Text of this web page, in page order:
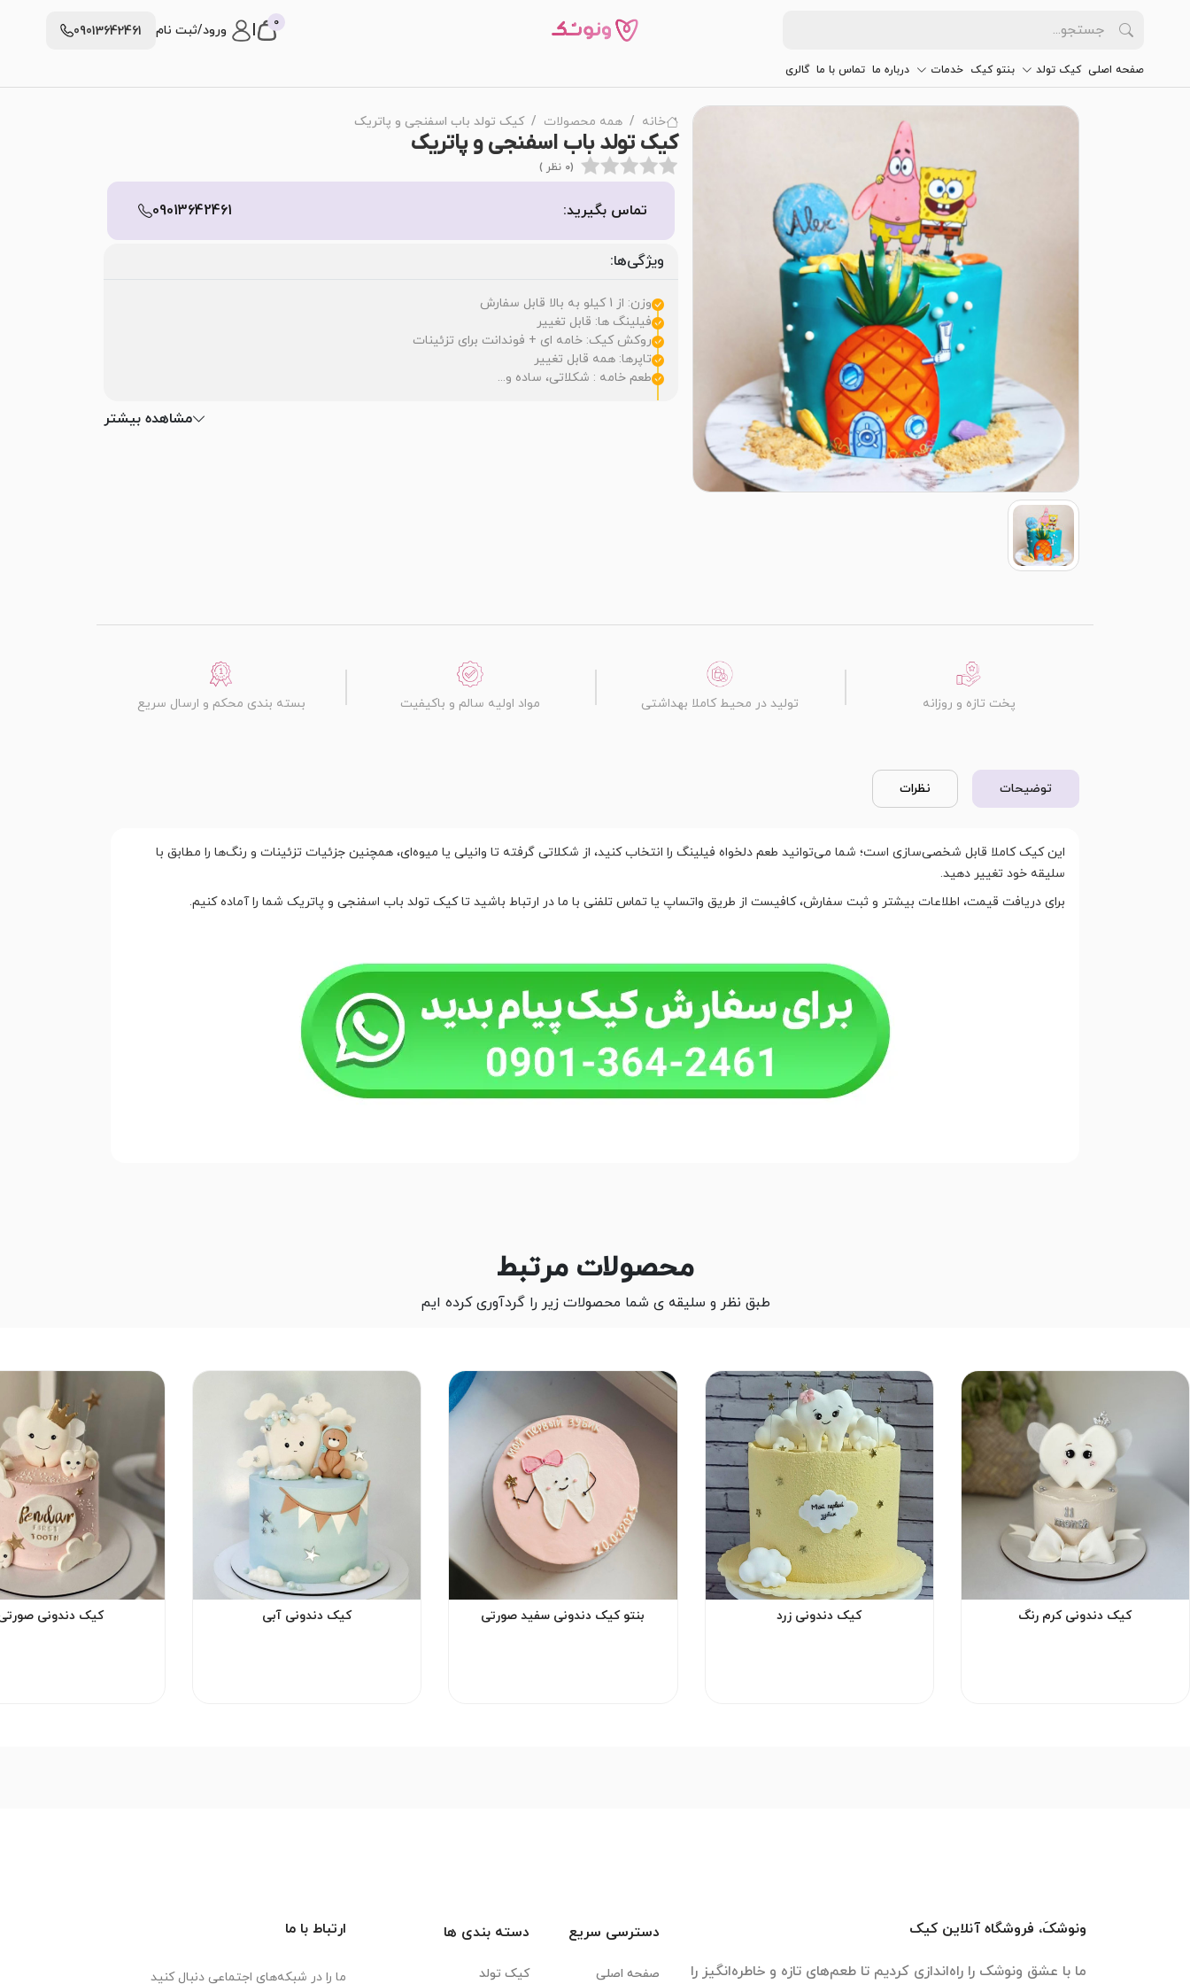
0 ورود/ثبت نام 09013642461
صفحه اصلی کیک تولد بنتو کیک خدمات درباره ما تماس با ما گالری
خانه همه محصولات کیک تولد باب اسفنجی و پاتریک
کیک تولد باب اسفنجی و پاتریک
(0 نظر )
تماس بگیرید: 09013642461
ویژگی‌ها:
وزن: از 1 کیلو به بالا قابل سفارش
فیلینگ ها: قابل تغییر
روکش کیک: خامه ای + فوندانت برای تزئینات
تاپرها: همه قابل تغییر
طعم خامه : شکلاتی، ساده و...
مشاهده بیشتر
پخت تازه و روزانه تولید در محیط کاملا بهداشتی مواد اولیه سالم و باکیفیت بسته بندی محکم و ارسال سریع
توضیحات نظرات
این کیک کاملا قابل شخصی‌سازی است؛ شما می‌توانید طعم دلخواه فیلینگ را انتخاب کنید، از شکلاتی گرفته تا وانیلی یا میوه‌ای، همچنین جزئیات تزئینات و رنگ‌ها را مطابق با
سلیقه خود تغییر دهید.
برای دریافت قیمت، اطلاعات بیشتر و ثبت سفارش، کافیست از طریق واتساپ یا تماس تلفنی با ما در ارتباط باشید تا کیک تولد باب اسفنجی و پاتریک شما را آماده کنیم.
محصولات مرتبط
طبق نظر و سلیقه ی شما محصولات زیر را گردآوری کرده ایم
کیک دندونی کرم رنگ کیک دندونی زرد بنتو کیک دندونی سفید صورتی کیک دندونی آبی کیک دندونی
ونوشکَ، فروشگاه آنلاین کیک
ما با عشق ونوشک را راه‌اندازی کردیم تا طعم‌های تازه و خاطره‌انگیز را
دسترسی سریع
صفحه اصلی
دسته بندی ها
کیک تولد
ارتباط با ما
ما را در شبکه‌های اجتماعی دنبال کنید